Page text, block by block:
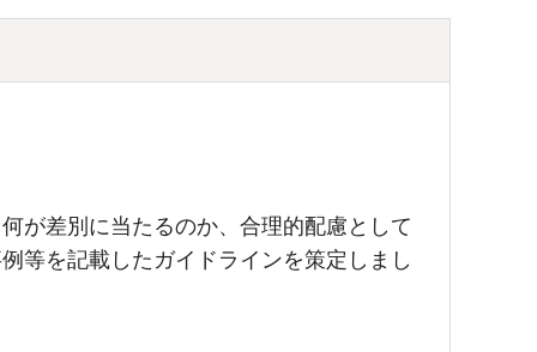
が差別に当たるのか、合理的配慮として
等を記載したガイドラインを策定しまし